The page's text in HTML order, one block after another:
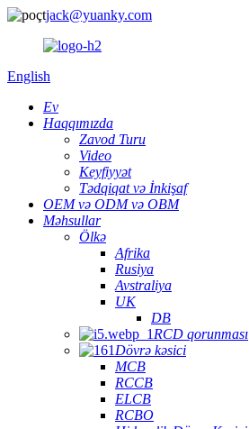
jack@yuanky.com
English
Ev
Haqqımızda
Zavod Turu
Video
Keyfiyyət
Tədqiqat və İnkişaf
OEM və ODM və OBM
Məhsullar
Ölkə
Afrika
Rusiya
Avstraliya
UK
DB
RCD qorunması
Dövrə kəsici
MCB
RCCB
ELCB
RCBO